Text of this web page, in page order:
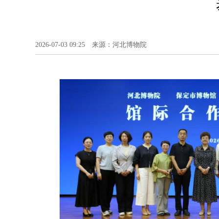
2026-07-03 09:25 来源：河北博物院